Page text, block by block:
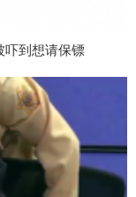
吓到想请保镖